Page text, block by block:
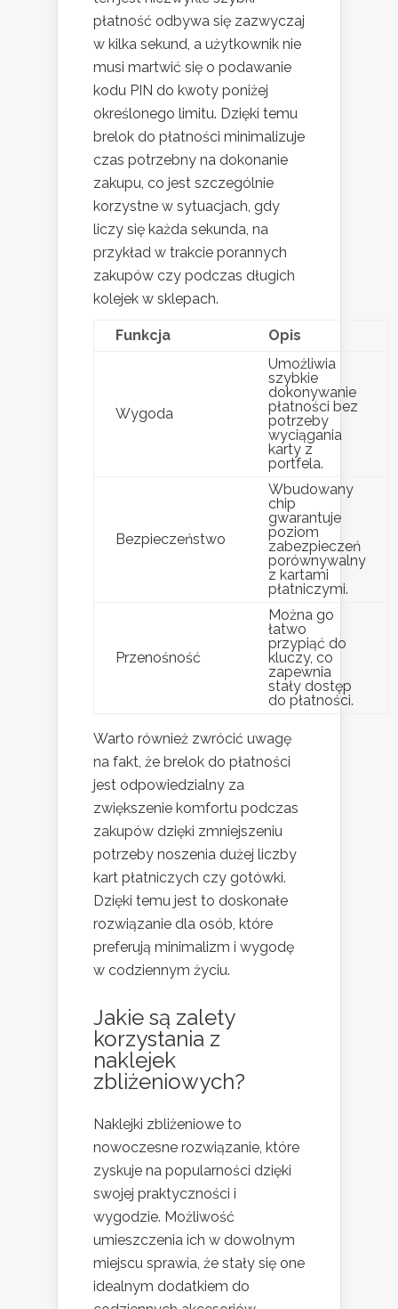
płatność odbywa się zazwyczaj
w kilka sekund, a użytkownik nie
musi martwić się o podawanie
kodu PIN do kwoty poniżej
określonego limitu. Dzięki temu
brelok do płatności minimalizuje
czas potrzebny na dokonanie
zakupu, co jest szczególnie
korzystne w sytuacjach, gdy
liczy się każda sekunda, na
przykład w trakcie porannych
zakupów czy podczas długich
kolejek w sklepach.
Funkcja Opis
Wygoda
Umożliwia
szybkie
dokonywanie
płatności bez
potrzeby
wyciągania
karty z
portfela.
Bezpieczeństwo
Wbudowany
chip
gwarantuje
poziom
zabezpieczeń
porównywalny
z kartami
płatniczymi.
Przenośność
Można go
łatwo
przypiąć do
kluczy, co
zapewnia
stały dostęp
do płatności.
Warto również zwrócić uwagę
na fakt, że brelok do płatności
jest odpowiedzialny za
zwiększenie komfortu podczas
zakupów dzięki zmniejszeniu
potrzeby noszenia dużej liczby
kart płatniczych czy gotówki.
Dzięki temu jest to doskonałe
rozwiązanie dla osób, które
preferują minimalizm i wygodę
w codziennym życiu.
Jakie są zalety
korzystania z
naklejek
zbliżeniowych?
Naklejki zbliżeniowe to
nowoczesne rozwiązanie, które
zyskuje na popularności dzięki
swojej praktyczności i
wygodzie. Możliwość
umieszczenia ich w dowolnym
miejscu sprawia, że stały się one
idealnym dodatkiem do